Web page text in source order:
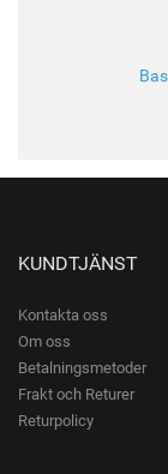
KUNDTJÄNST
Kontakta oss
Om oss
Betalningsmetoder
Frakt och Returer
Returpolicy